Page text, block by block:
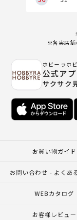
※各実店舗
ホビーラホ
公式ア
サクサク
お買い物ガイド
お問い合わせ - よくあ
WEBカタログ
お客様レビュー